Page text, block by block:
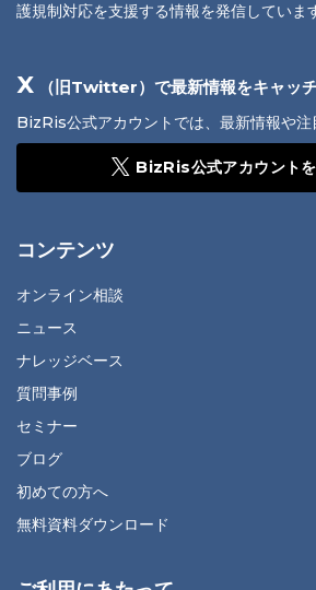
護規制対応を支援する情報を発信していま
X （旧Twitter）で最新情報をキャッ
BizRis公式アカウントでは、最新情報や注
BizRis公式アカウント
コンテンツ
オンライン相談
ニュース
ナレッジベース
質問事例
セミナー
ブログ
初めての方へ
無料資料ダウンロード